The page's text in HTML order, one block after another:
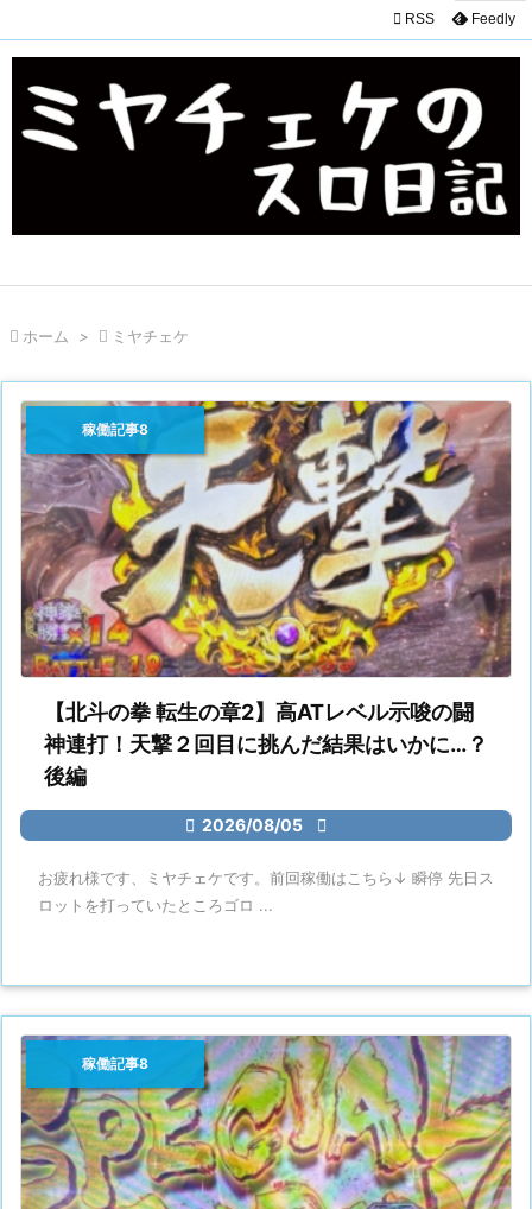
 RSS Feedly
 ホーム >  ミヤチェケ
【北斗の拳 転生の章2】高ATレベル示唆の闘
神連打！天撃２回目に挑んだ結果はいかに…？
後編
 2026/08/05 
稼働記事8
お疲れ様です、ミヤチェケです。前回稼働はこちら↓ 瞬停 先日ス
ロットを打っていたところゴロ ...
稼働記事8